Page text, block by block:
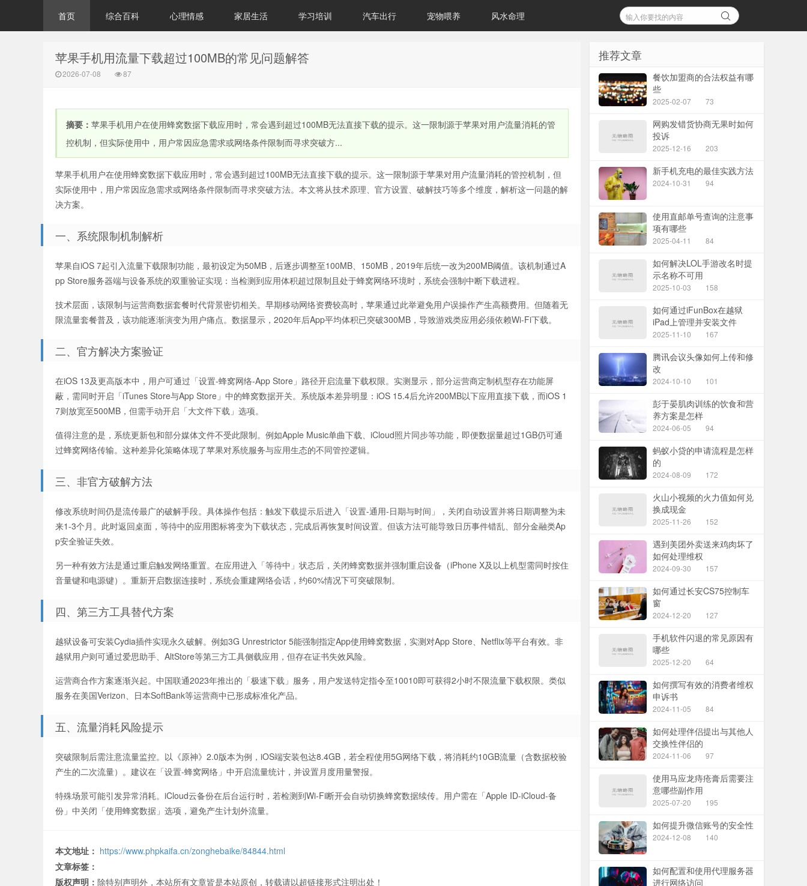
首页 综合百科 心理情感 家居生活 学习培训 汽车出行 宠物喂养 风水命理
苹果手机用流量下载超过100MB的常见问题解答
2026-07-08 87
摘要： 苹果手机用户在使用蜂窝数据下载应用时，常会遇到超过100MB无法直接下载的提示。这一限制源于苹果对用户流量消耗的管
控机制，但实际使用中，用户常因应急需求或网络条件限制而寻求突破方...
苹果手机用户在使用蜂窝数据下载应用时，常会遇到超过100MB无法直接下载的提示。这一限制源于苹果对用户流量消耗的管控机制，但
实际使用中，用户常因应急需求或网络条件限制而寻求突破方法。本文将从技术原理、官方设置、破解技巧等多个维度，解析这一问题的解
决方案。
一、系统限制机制解析
苹果自iOS 7起引入流量下载限制功能，最初设定为50MB，后逐步调整至100MB、150MB，2019年后统一改为200MB阈值。该机制通过A
pp Store服务器端与设备系统的双重验证实现：当检测到应用体积超过限制且处于蜂窝网络环境时，系统会强制中断下载进程。
技术层面，该限制与运营商数据套餐时代背景密切相关。早期移动网络资费较高时，苹果通过此举避免用户误操作产生高额费用。但随着无
限流量套餐普及，该功能逐渐演变为用户痛点。数据显示，2020年后App平均体积已突破300MB，导致游戏类应用必须依赖Wi-Fi下载。
二、官方解决方案验证
在iOS 13及更高版本中，用户可通过「设置-蜂窝网络-App Store」路径开启流量下载权限。实测显示，部分运营商定制机型存在功能屏
蔽，需同时开启「iTunes Store与App Store」中的蜂窝数据开关。系统版本差异明显：iOS 15.4后允许200MB以下应用直接下载，而iOS 1
7则放宽至500MB，但需手动开启「大文件下载」选项。
值得注意的是，系统更新包和部分媒体文件不受此限制。例如Apple Music单曲下载、iCloud照片同步等功能，即便数据量超过1GB仍可通
过蜂窝网络传输。这种差异化策略体现了苹果对系统服务与应用生态的不同管控逻辑。
三、非官方破解方法
修改系统时间仍是流传最广的破解手段。具体操作包括：触发下载提示后进入「设置-通用-日期与时间」，关闭自动设置并将日期调整为未
来1-3个月。此时返回桌面，等待中的应用图标将变为下载状态，完成后再恢复时间设置。但该方法可能导致日历事件错乱、部分金融类Ap
p安全验证失效。
另一种有效方法是通过重启触发网络重置。在应用进入「等待中」状态后，关闭蜂窝数据并强制重启设备（iPhone X及以上机型需同时按住
音量键和电源键）。重新开启数据连接时，系统会重建网络会话，约60%情况下可突破限制。
四、第三方工具替代方案
越狱设备可安装Cydia插件实现永久破解。例如3G Unrestrictor 5能强制指定App使用蜂窝数据，实测对App Store、Netflix等平台有效。非
越狱用户则可通过爱思助手、AltStore等第三方工具侧载应用，但存在证书失效风险。
运营商合作方案逐渐兴起。中国联通2023年推出的「极速下载」服务，用户发送特定指令至10010即可获得2小时不限流量下载权限。类似
服务在美国Verizon、日本SoftBank等运营商中已形成标准化产品。
五、流量消耗风险提示
突破限制后需注意流量监控。以《原神》2.0版本为例，iOS端安装包达8.4GB，若全程使用5G网络下载，将消耗约10GB流量（含数据校验
产生的二次流量）。建议在「设置-蜂窝网络」中开启流量统计，并设置月度用量警报。
特殊场景可能引发异常消耗。iCloud云备份在后台运行时，若检测到Wi-Fi断开会自动切换蜂窝数据续传。用户需在「Apple ID-iCloud-备
份」中关闭「使用蜂窝数据」选项，避免产生计划外流量。
本文地址： https://www.phpkaifa.cn/zonghebaike/84844.html
文章标签：
版权声明： 除特别声明外，本站所有文章皆是本站原创，转载请以超链接形式注明出处！
推荐文章
餐饮加盟商的合法权益有哪
些
2025-02-07 73
网购发错货协商无果时如何
投诉
2025-12-16 203
新手机充电的最佳实践方法
2024-10-31 94
使用直邮单号查询的注意事
项有哪些
2025-04-11 84
如何解决LOL手游改名时提
示名称不可用
2025-10-03 158
如何通过iFunBox在越狱
iPad上管理并安装文件
2025-11-10 167
腾讯会议头像如何上传和修
改
2024-10-10 101
彭于晏肌肉训练的饮食和营
养方案是怎样
2024-06-05 94
蚂蚁小贷的申请流程是怎样
的
2024-08-09 172
火山小视频的火力值如何兑
换成现金
2025-11-26 152
遇到美团外卖送来鸡肉坏了
如何处理维权
2024-09-30 157
如何通过长安CS75控制车
窗
2024-12-20 127
手机软件闪退的常见原因有
哪些
2025-12-20 64
如何撰写有效的消费者维权
申诉书
2024-11-05 84
如何处理伴侣提出与其他人
交换性伴侣的
2024-11-06 97
使用马应龙痔疮膏后需要注
意哪些副作用
2025-07-20 195
如何提升微信账号的安全性
2024-12-08 140
如何配置和使用代理服务器
进行网络访问